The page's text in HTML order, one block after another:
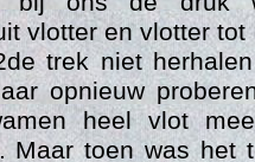
vlotter en vlotter
trek niet
opnieuw
heel vlot
Maar toen was het